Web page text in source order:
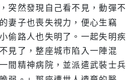
突然發現自己看不見，動彈不
妻子也喪失視力，便心生竊
偷路人也失明了。一起失明疾
見了，整座城市陷入一陣混
間精神病院，並派遣武裝士兵